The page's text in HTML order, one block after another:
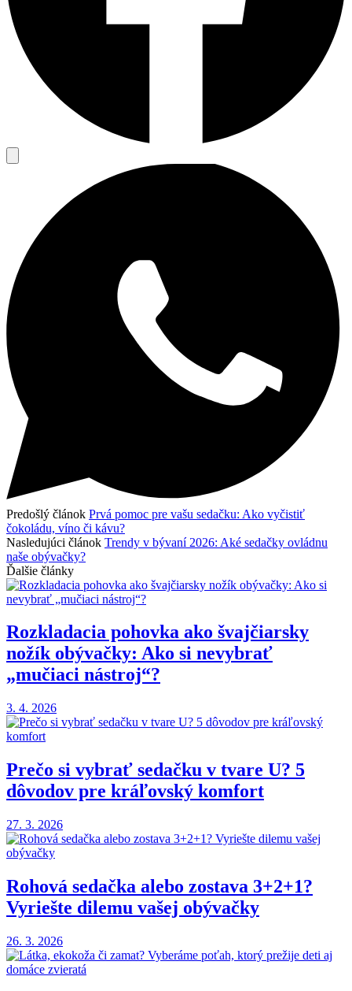
Predošlý článok Prvá pomoc pre vašu sedačku: Ako vyčistiť
čokoládu, víno či kávu?
Nasledujúci článok Trendy v bývaní 2026: Aké sedačky ovládnu
naše obývačky?
Ďalšie články
Rozkladacia pohovka ako švajčiarsky
nožík obývačky: Ako si nevybrať
„mučiaci nástroj“?
3. 4. 2026
Prečo si vybrať sedačku v tvare U? 5
dôvodov pre kráľovský komfort
27. 3. 2026
Rohová sedačka alebo zostava 3+2+1?
Vyriešte dilemu vašej obývačky
26. 3. 2026